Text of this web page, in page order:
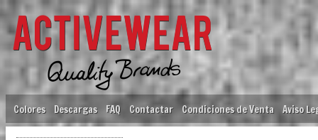
Colores Descargas FAQ Contactar Condiciones de Venta Aviso